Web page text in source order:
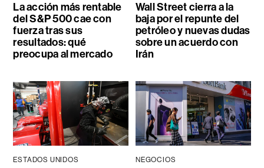
La acción más rentable
del S&P 500 cae con
fuerza tras sus
resultados: qué
preocupa al mercado
Wall Street cierra a la
baja por el repunte del
petróleo y nuevas dudas
sobre un acuerdo con
Irán
ESTADOS UNIDOS NEGOCIOS